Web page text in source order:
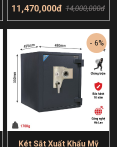
11,470,000đ 14,000,000đ
Thêm giỏ hàng
- 6%
Két Sắt Xuất Khẩu Mỹ